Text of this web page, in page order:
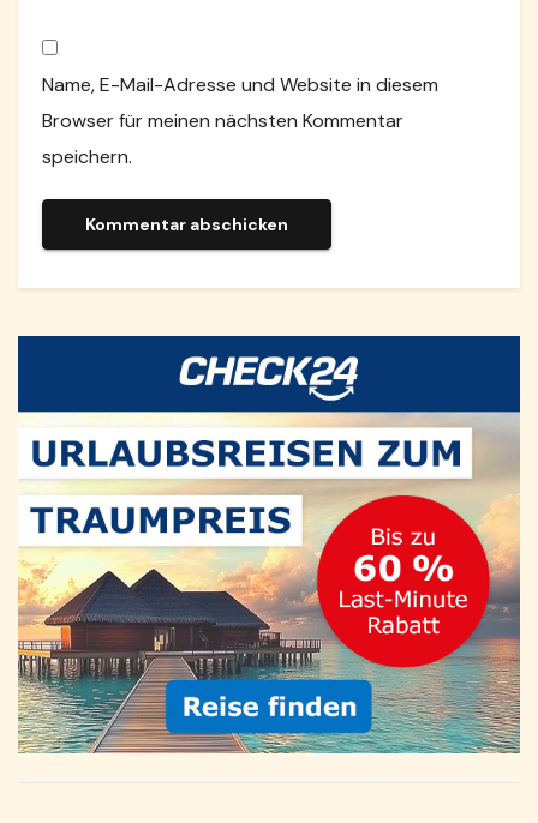
Name, E-Mail-Adresse und Website in diesem
Browser für meinen nächsten Kommentar
speichern.